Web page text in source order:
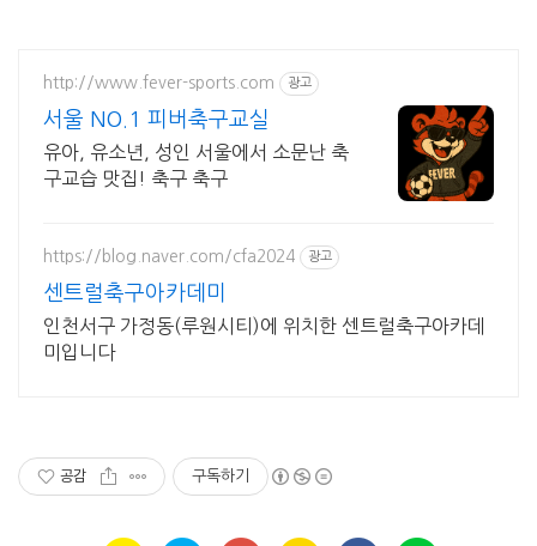
http://www.fever-sports.com 광고
서울 NO.1 피버축구교실
유아, 유소년, 성인 서울에서 소문난 축
구교습 맛집! 축구 축구
https://blog.naver.com/cfa2024 광고
센트럴축구아카데미
인천서구 가정동(루원시티)에 위치한 센트럴축구아카데
미입니다
공감 구독하기